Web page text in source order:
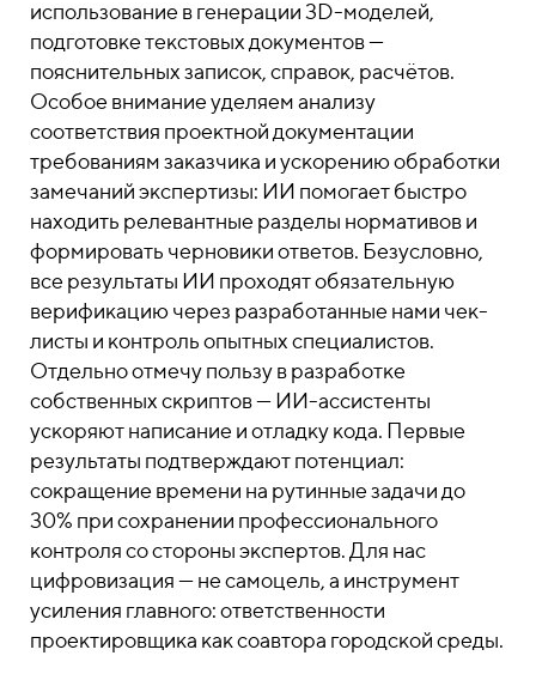
использование в генерации 3D-моделей,
подготовке текстовых документов —
пояснительных записок, справок, расчётов.
Особое внимание уделяем анализу
соответствия проектной документации
требованиям заказчика и ускорению обработки
замечаний экспертизы: ИИ помогает быстро
находить релевантные разделы нормативов и
формировать черновики ответов. Безусловно,
все результаты ИИ проходят обязательную
верификацию через разработанные нами чек-
листы и контроль опытных специалистов.
Отдельно отмечу пользу в разработке
собственных скриптов — ИИ-ассистенты
ускоряют написание и отладку кода. Первые
результаты подтверждают потенциал:
сокращение времени на рутинные задачи до
30% при сохранении профессионального
контроля со стороны экспертов. Для нас
цифровизация — не самоцель, а инструмент
усиления главного: ответственности
проектировщика как соавтора городской среды.